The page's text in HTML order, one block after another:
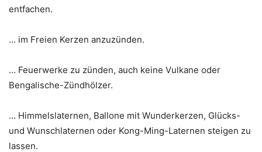
entfachen.
… im Freien Kerzen anzuzünden.
… Feuerwerke zu zünden, auch keine Vulkane oder
Bengalische-Zündhölzer.
… Himmelslaternen, Ballone mit Wunderkerzen, Glücks-
und Wunschlaternen oder Kong-Ming-Laternen steigen zu
lassen.